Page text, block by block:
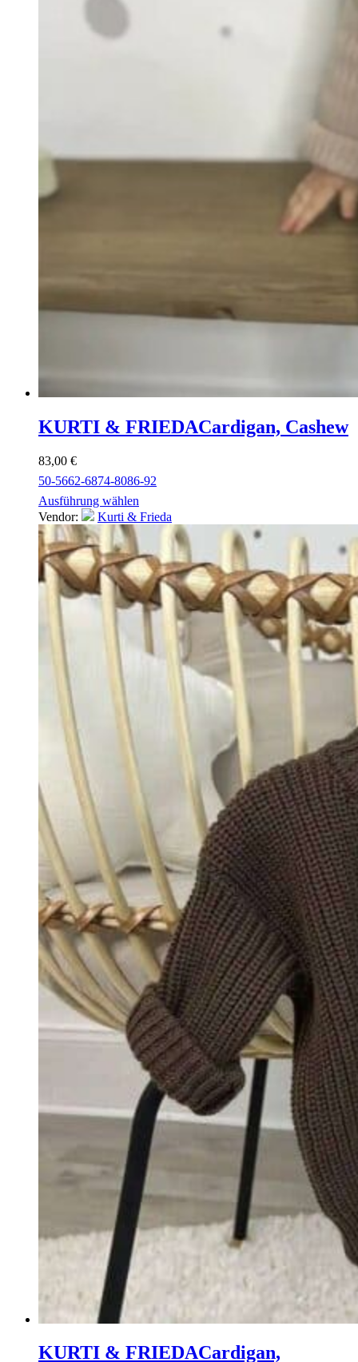
KURTI & FRIEDACardigan, Cashew
83,00 €
50-5662-6874-8086-92
Ausführung wählen
Vendor:
Kurti & Frieda
KURTI & FRIEDACardigan,